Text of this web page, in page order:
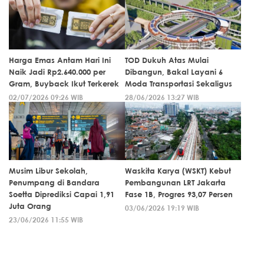
Harga Emas Antam Hari Ini
Naik Jadi Rp2.640.000 per
Gram, Buyback Ikut Terkerek
02/07/2026 09:26 WIB
TOD Dukuh Atas Mulai
Dibangun, Bakal Layani 6
Moda Transportasi Sekaligus
28/06/2026 13:27 WIB
Musim Libur Sekolah,
Penumpang di Bandara
Soetta Diprediksi Capai 1,91
Juta Orang
23/06/2026 11:55 WIB
Waskita Karya (WSKT) Kebut
Pembangunan LRT Jakarta
Fase 1B, Progres 93,07 Persen
03/06/2026 19:19 WIB